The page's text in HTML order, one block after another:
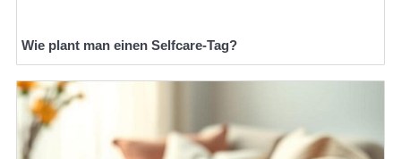
Wie plant man einen Selfcare-Tag?